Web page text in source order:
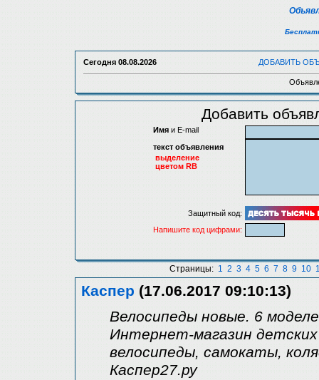
Сегодня 08.08.2026 ДОБАВИТЬ
Добавить
Имя и E-mail
текст объявления
выделение
цветом RB
Защитный код:
Напишите код цифрами:
Страницы: 1 2 3 4 5 6 7 8 9 10
Каспер (17.06.2017 09:10:13)
Велосипеды новые. 6
Интернет-магазин
велосипеды, самокаты,
Каспер27.ру